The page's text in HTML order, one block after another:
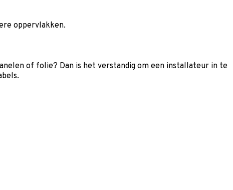
oppervlakken.
of folie? Dan is het verstandig om een installateur in te